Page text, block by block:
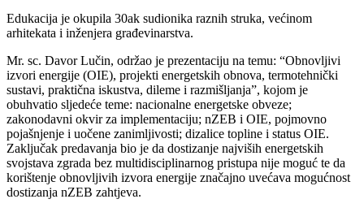
Edukacija je okupila 30ak sudionika raznih struka, većinom
arhitekata i inženjera građevinarstva.
Mr. sc. Davor Lučin, održao je prezentaciju na temu: “Obnovljivi
izvori energije (OIE), projekti energetskih obnova, termotehnički
sustavi, praktična iskustva, dileme i razmišljanja”, kojom je
obuhvatio sljedeće teme: nacionalne energetske obveze;
zakonodavni okvir za implementaciju; nZEB i OIE, pojmovno
pojašnjenje i uočene zanimljivosti; dizalice topline i status OIE.
Zaključak predavanja bio je da dostizanje najviših energetskih
svojstava zgrada bez multidisciplinarnog pristupa nije moguć te da
korištenje obnovljivih izvora energije značajno uvećava mogućnost
dostizanja nZEB zahtjeva.